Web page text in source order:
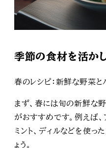
季節の食材を活か
春のレシピ：新鮮な野菜
まず、春には旬の新鮮な
がおすすめです。例えば、
ミント、ディルなどを使っ
ょう。